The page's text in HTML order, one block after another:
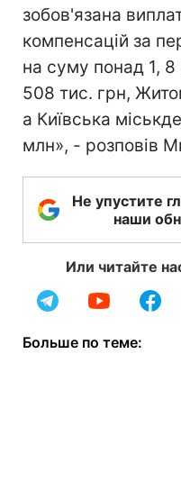
зобов'язана
компенсацій за
на суму понад 1,
508 тис. грн,
а Київська
млн», - розповів
Не упустите
наши
Или читайте
Больше по теме: